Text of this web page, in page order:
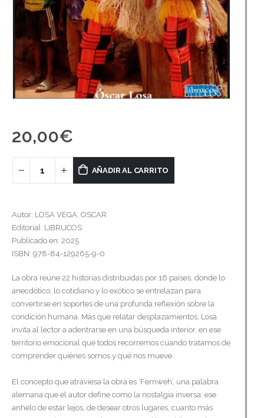
20,00€
AÑADIR AL CARRITO
Autor: LOSA VEGA, OSCAR
Editorial: LIBRUCOS
Publicado en: 2025
ISBN: 978-84-129265-9-0
La obra reúne 22 historias distribuidas por 16 países, donde lo
anecdótico, lo cotidiano y lo exótico se entrelazan para
convertirse en soportes de una profunda reflexión sobre la
condición humana. Más que relatar desplazamientos, Losa
invita al lector a adentrarse en una búsqueda interior, en ese
territorio emocional que todos recorremos cuando tratamos de
comprender quiénes somos y qué nos mueve.
El concepto que atraviesa la obra es ‘Fernweh’, una palabra
alemana que el autor define como la nostalgia inversa: ese
anhelo de estar lejos, de desear otros lugares, cuanto más